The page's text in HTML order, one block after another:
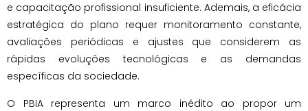
e capacitação profissional insuficiente. Ademais, a eficácia
estratégica do plano requer monitoramento constante,
avaliações periódicas e ajustes que considerem as
rápidas evoluções tecnológicas e as demandas
específicas da sociedade.
O PBIA representa um marco inédito ao propor um